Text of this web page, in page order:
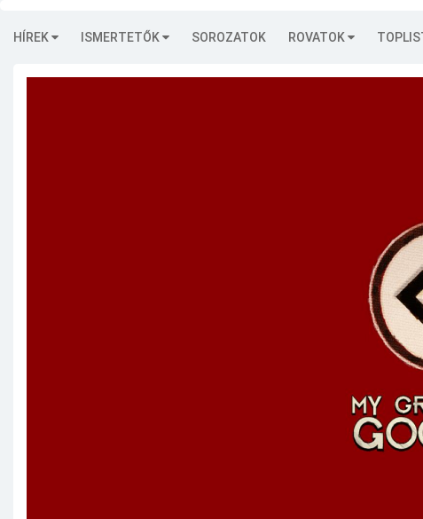
HÍREK ISMERTETŐK SOROZATOK ROVATOK